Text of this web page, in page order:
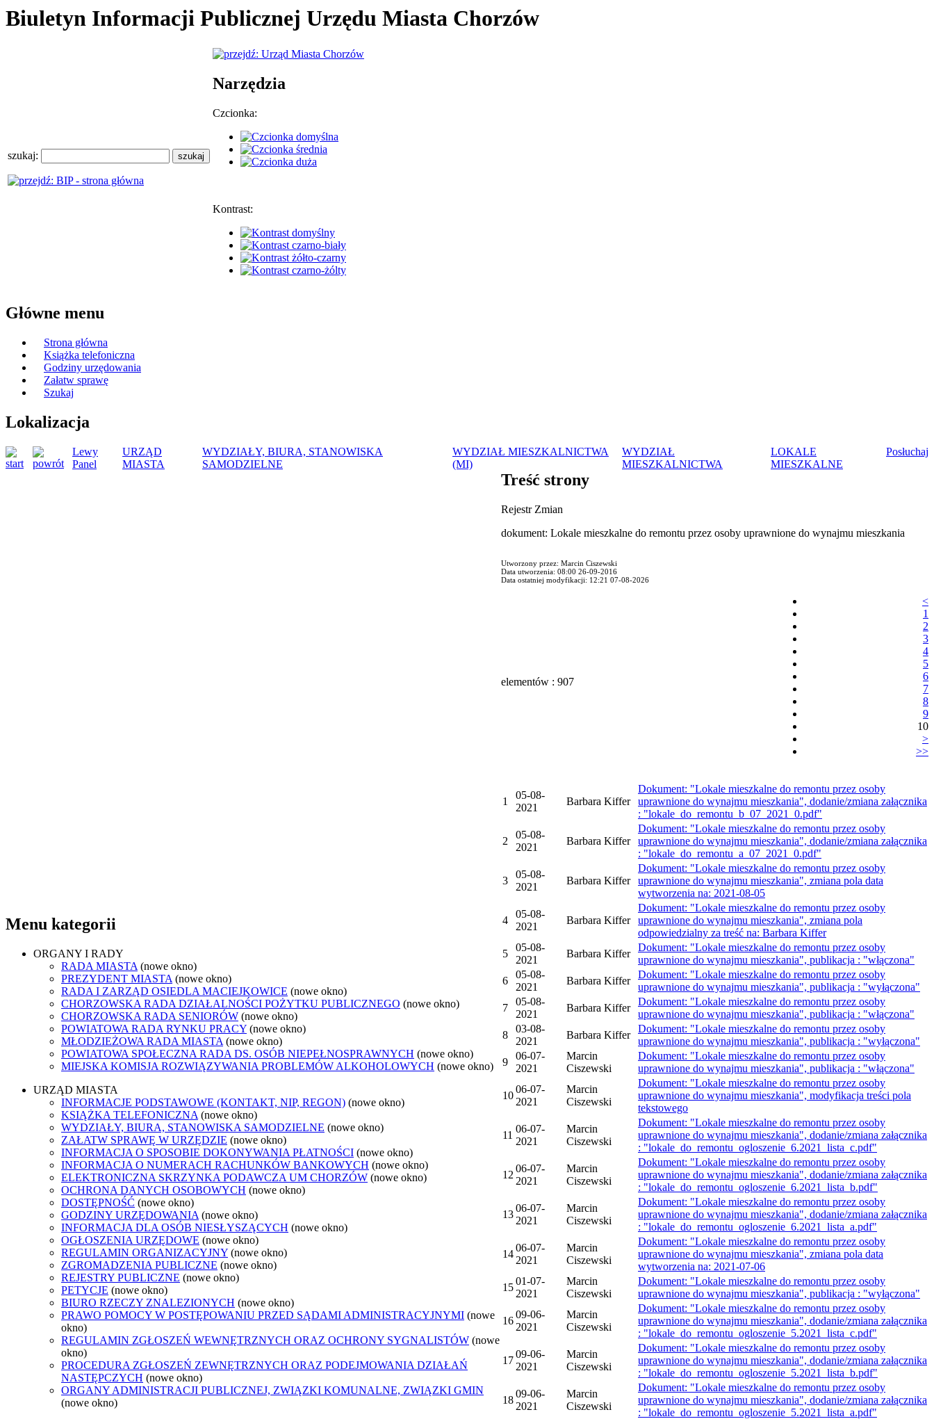
Biuletyn Informacji Publicznej Urzędu Miasta Chorzów
szukaj:
Narzędzia
Czcionka:
Kontrast:
Główne menu
Strona główna
Książka telefoniczna
Godziny urzędowania
Załatw sprawę
Szukaj
Lokalizacja
Posłuchaj
Lewy
Panel
URZĄD
MIASTA
WYDZIAŁY, BIURA, STANOWISKA
SAMODZIELNE
WYDZIAŁ MIESZKALNICTWA
(MI)
WYDZIAŁ
MIESZKALNICTWA
LOKALE
MIESZKALNE
Menu kategorii
ORGANY I RADY
RADA MIASTA (nowe okno)
PREZYDENT MIASTA (nowe okno)
RADA I ZARZĄD OSIEDLA MACIEJKOWICE (nowe okno)
CHORZOWSKA RADA DZIAŁALNOŚCI POŻYTKU PUBLICZNEGO (nowe okno)
CHORZOWSKA RADA SENIORÓW (nowe okno)
POWIATOWA RADA RYNKU PRACY (nowe okno)
MŁODZIEŻOWA RADA MIASTA (nowe okno)
POWIATOWA SPOŁECZNA RADA DS. OSÓB NIEPEŁNOSPRAWNYCH (nowe okno)
MIEJSKA KOMISJA ROZWIĄZYWANIA PROBLEMÓW ALKOHOLOWYCH (nowe okno)
URZĄD MIASTA
INFORMACJE PODSTAWOWE (KONTAKT, NIP, REGON) (nowe okno)
KSIĄŻKA TELEFONICZNA (nowe okno)
WYDZIAŁY, BIURA, STANOWISKA SAMODZIELNE (nowe okno)
ZAŁATW SPRAWĘ W URZĘDZIE (nowe okno)
INFORMACJA O SPOSOBIE DOKONYWANIA PŁATNOŚCI (nowe okno)
INFORMACJA O NUMERACH RACHUNKÓW BANKOWYCH (nowe okno)
ELEKTRONICZNA SKRZYNKA PODAWCZA UM CHORZÓW (nowe okno)
OCHRONA DANYCH OSOBOWYCH (nowe okno)
DOSTĘPNOŚĆ (nowe okno)
GODZINY URZĘDOWANIA (nowe okno)
INFORMACJA DLA OSÓB NIESŁYSZĄCYCH (nowe okno)
OGŁOSZENIA URZĘDOWE (nowe okno)
REGULAMIN ORGANIZACYJNY (nowe okno)
ZGROMADZENIA PUBLICZNE (nowe okno)
REJESTRY PUBLICZNE (nowe okno)
PETYCJE (nowe okno)
BIURO RZECZY ZNALEZIONYCH (nowe okno)
PRAWO POMOCY W POSTĘPOWANIU PRZED SĄDAMI ADMINISTRACYJNYMI (nowe
okno)
REGULAMIN ZGŁOSZEŃ WEWNĘTRZNYCH ORAZ OCHRONY SYGNALISTÓW (nowe
okno)
PROCEDURA ZGŁOSZEŃ ZEWNĘTRZNYCH ORAZ PODEJMOWANIA DZIAŁAŃ
NASTĘPCZYCH (nowe okno)
ORGANY ADMINISTRACJI PUBLICZNEJ, ZWIĄZKI KOMUNALNE, ZWIĄZKI GMIN
(nowe okno)
Treść strony
Rejestr Zmian
dokument: Lokale mieszkalne do remontu przez osoby uprawnione do wynajmu mieszkania
Utworzony przez: Marcin Ciszewski
Data utworzenia: 08:00 26-09-2016
Data ostatniej modyfikacji: 12:21 07-08-2026
elementów : 907
<
1
2
3
4
5
6
7
8
9
10
>
>>
1
05-08-
2021
Barbara Kiffer
Dokument: "Lokale mieszkalne do remontu przez osoby
uprawnione do wynajmu mieszkania", dodanie/zmiana załącznika
: "lokale_do_remontu_b_07_2021_0.pdf"
2
05-08-
2021
Barbara Kiffer
Dokument: "Lokale mieszkalne do remontu przez osoby
uprawnione do wynajmu mieszkania", dodanie/zmiana załącznika
: "lokale_do_remontu_a_07_2021_0.pdf"
3
05-08-
2021
Barbara Kiffer
Dokument: "Lokale mieszkalne do remontu przez osoby
uprawnione do wynajmu mieszkania", zmiana pola data
wytworzenia na: 2021-08-05
4
05-08-
2021
Barbara Kiffer
Dokument: "Lokale mieszkalne do remontu przez osoby
uprawnione do wynajmu mieszkania", zmiana pola
odpowiedzialny za treść na: Barbara Kiffer
5
05-08-
2021
Barbara Kiffer
Dokument: "Lokale mieszkalne do remontu przez osoby
uprawnione do wynajmu mieszkania", publikacja : "włączona"
6
05-08-
2021
Barbara Kiffer
Dokument: "Lokale mieszkalne do remontu przez osoby
uprawnione do wynajmu mieszkania", publikacja : "wyłączona"
7
05-08-
2021
Barbara Kiffer
Dokument: "Lokale mieszkalne do remontu przez osoby
uprawnione do wynajmu mieszkania", publikacja : "włączona"
8
03-08-
2021
Barbara Kiffer
Dokument: "Lokale mieszkalne do remontu przez osoby
uprawnione do wynajmu mieszkania", publikacja : "wyłączona"
9
06-07-
2021
Marcin
Ciszewski
Dokument: "Lokale mieszkalne do remontu przez osoby
uprawnione do wynajmu mieszkania", publikacja : "włączona"
10
06-07-
2021
Marcin
Ciszewski
Dokument: "Lokale mieszkalne do remontu przez osoby
uprawnione do wynajmu mieszkania", modyfikacja treści pola
tekstowego
11
06-07-
2021
Marcin
Ciszewski
Dokument: "Lokale mieszkalne do remontu przez osoby
uprawnione do wynajmu mieszkania", dodanie/zmiana załącznika
: "lokale_do_remontu_ogloszenie_6.2021_lista_c.pdf"
12
06-07-
2021
Marcin
Ciszewski
Dokument: "Lokale mieszkalne do remontu przez osoby
uprawnione do wynajmu mieszkania", dodanie/zmiana załącznika
: "lokale_do_remontu_ogloszenie_6.2021_lista_b.pdf"
13
06-07-
2021
Marcin
Ciszewski
Dokument: "Lokale mieszkalne do remontu przez osoby
uprawnione do wynajmu mieszkania", dodanie/zmiana załącznika
: "lokale_do_remontu_ogloszenie_6.2021_lista_a.pdf"
14
06-07-
2021
Marcin
Ciszewski
Dokument: "Lokale mieszkalne do remontu przez osoby
uprawnione do wynajmu mieszkania", zmiana pola data
wytworzenia na: 2021-07-06
15
01-07-
2021
Marcin
Ciszewski
Dokument: "Lokale mieszkalne do remontu przez osoby
uprawnione do wynajmu mieszkania", publikacja : "wyłączona"
16
09-06-
2021
Marcin
Ciszewski
Dokument: "Lokale mieszkalne do remontu przez osoby
uprawnione do wynajmu mieszkania", dodanie/zmiana załącznika
: "lokale_do_remontu_ogloszenie_5.2021_lista_c.pdf"
17
09-06-
2021
Marcin
Ciszewski
Dokument: "Lokale mieszkalne do remontu przez osoby
uprawnione do wynajmu mieszkania", dodanie/zmiana załącznika
: "lokale_do_remontu_ogloszenie_5.2021_lista_b.pdf"
18
09-06-
2021
Marcin
Ciszewski
Dokument: "Lokale mieszkalne do remontu przez osoby
uprawnione do wynajmu mieszkania", dodanie/zmiana załącznika
: "lokale_do_remontu_ogloszenie_5.2021_lista_a.pdf"